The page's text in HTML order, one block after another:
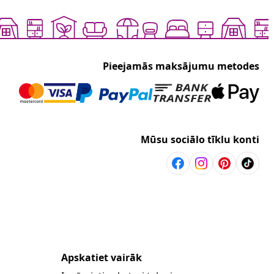
Pieejamās maksājumu metodes
Mūsu sociālo tīklu konti
Apskatiet vairāk